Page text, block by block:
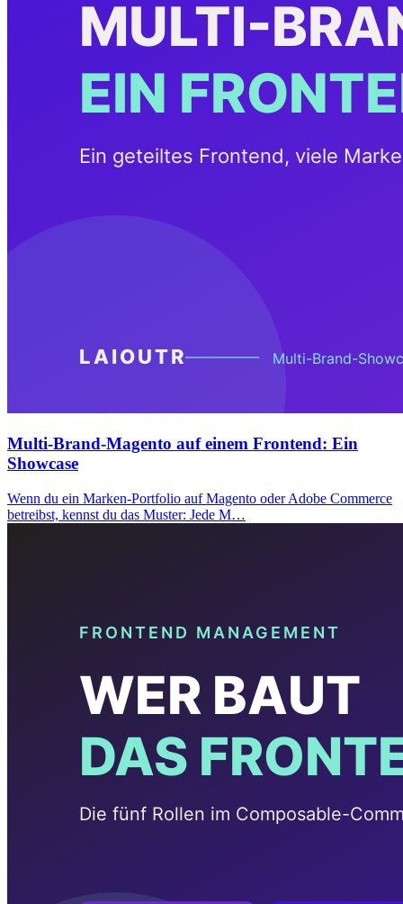
Multi-Brand-Magento auf einem Frontend: Ein
Showcase
Wenn du ein Marken-Portfolio auf Magento oder Adobe Commerce
betreibst, kennst du das Muster: Jede M…